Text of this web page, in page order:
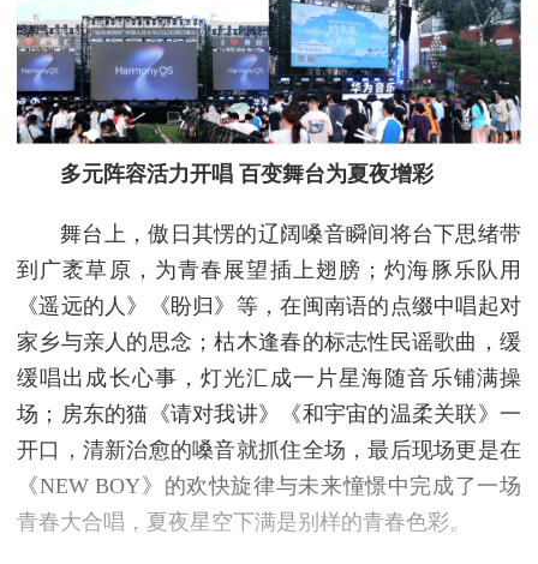
多元阵容活力开唱 百变舞台为夏夜增彩
舞台上，傲日其愣的辽阔嗓音瞬间将台下思绪带
到广袤草原，为青春展望插上翅膀；灼海豚乐队用
《遥远的人》《盼归》等，在闽南语的点缀中唱起对
家乡与亲人的思念；枯木逢春的标志性民谣歌曲，缓
缓唱出成长心事，灯光汇成一片星海随音乐铺满操
场；房东的猫《请对我讲》《和宇宙的温柔关联》一
开口，清新治愈的嗓音就抓住全场，最后现场更是在
《NEW BOY》的欢快旋律与未来憧憬中完成了一场
青春大合唱，夏夜星空下满是别样的青春色彩。